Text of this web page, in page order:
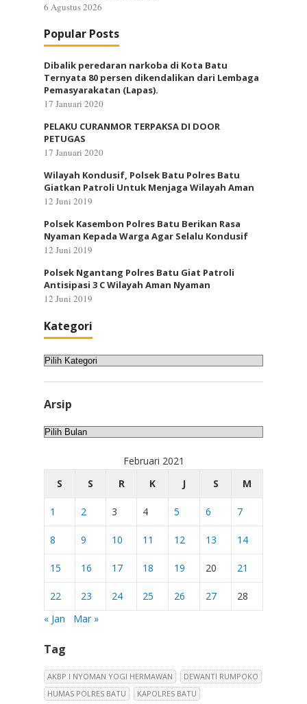
6 Agustus 2026
Popular Posts
Dibalik peredaran narkoba di Kota Batu
Ternyata 80 persen dikendalikan dari Lembaga
Pemasyarakatan (Lapas).
17 Januari 2020
PELAKU CURANMOR TERPAKSA DI DOOR
PETUGAS
17 Januari 2020
Wilayah Kondusif, Polsek Batu Polres Batu
Giatkan Patroli Untuk Menjaga Wilayah Aman
12 Juni 2019
Polsek Kasembon Polres Batu Berikan Rasa
Nyaman Kepada Warga Agar Selalu Kondusif
12 Juni 2019
Polsek Ngantang Polres Batu Giat Patroli
Antisipasi 3 C Wilayah Aman Nyaman
12 Juni 2019
Kategori
Kategori
Arsip
Arsip
Februari 2021
S
S R K J S M
1 2 3 4 5 6 7
8 9 10 11 12 13 14
15 16 17 18 19 20 21
22 23 24 25 26 27
28
« Jan
Mar »
Tag
AKBP I NYOMAN YOGI HERMAWAN
DEWANTI RUMPOKO
HUMAS POLRES BATU
KAPOLRES BATU